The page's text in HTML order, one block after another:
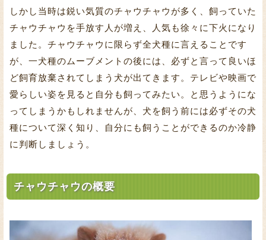
しかし当時は鋭い気質のチャウチャウが多く、飼っていた
チャウチャウを手放す人が増え、人気も徐々に下火になり
ました。チャウチャウに限らず全犬種に言えることです
が、一犬種のムーブメントの後には、必ずと言って良いほ
ど飼育放棄されてしまう犬が出てきます。テレビや映画で
愛らしい姿を見ると自分も飼ってみたい。と思うようにな
ってしまうかもしれませんが、犬を飼う前には必ずその犬
種について深く知り、自分にも飼うことができるのか冷静
に判断しましょう。
チャウチャウの概要